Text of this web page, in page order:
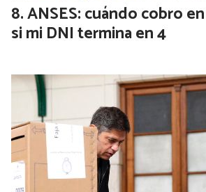
ANSES: cuándo cobro
si mi DNI termina en 4